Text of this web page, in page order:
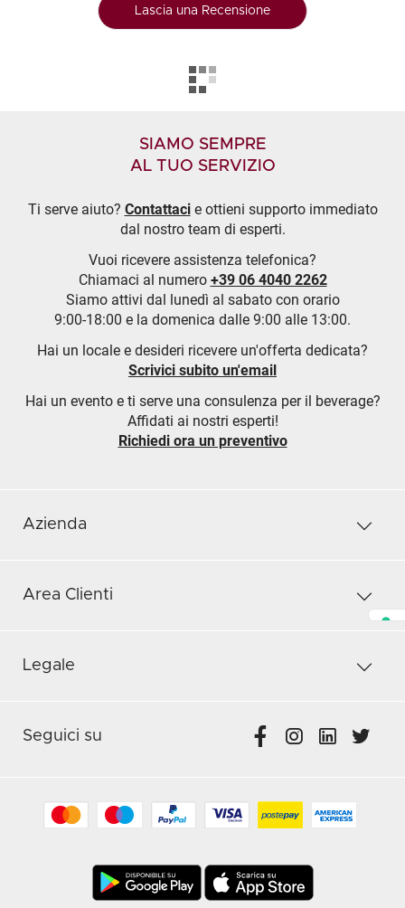
Lascia una Recensione
SIAMO SEMPRE
AL TUO SERVIZIO
Ti serve aiuto? Contattacie ottieni supporto immediato
dal nostro team di esperti.
Vuoi ricevere assistenza telefonica?
Chiamaci al numero +39 06 4040 2262
Siamo attivi dal lunedì al sabato con orario
9:00-18:00 e la domenica dalle 9:00 alle 13:00.
Hai un locale e desideri ricevere un'offerta dedicata?
Scrivici subito un'email
Hai un evento e ti serve una consulenza per il beverage?
Affidati ai nostri esperti!
Richiedi ora un preventivo
Azienda
Area Clienti
Legale
Seguici su